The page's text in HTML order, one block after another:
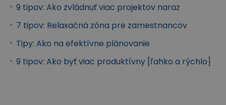
9 tipov: Ako zvládnuť viac projektov naraz
7 tipov: Relaxačná zóna pre zamestnancov
Tipy: Ako na efektívne plánovanie
9 tipov: Ako byť viac produktívny [ľahko a rýchlo]